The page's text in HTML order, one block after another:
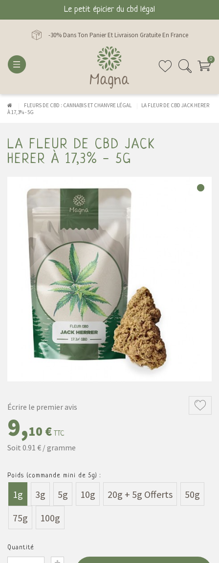
Le petit épicier du cbd légal
-30% Dans Ton Panier Et Livraison Gratuite En France
0
FLEURS DE CBD : CANNABIS ET CHANVRE LÉGAL
LA FLEUR DE CBD JACK HERER
À 17,3% - 5G
LA FLEUR DE CBD JACK
HERER À 17,3% - 5G
Écrire le premier avis
9,10 € TTC
Soit 0.91 € / gramme
Poids (commande mini de 5g) :
1g 3g 5g 10g 20g + 5g Offerts
50g
75g
100g
Quantité